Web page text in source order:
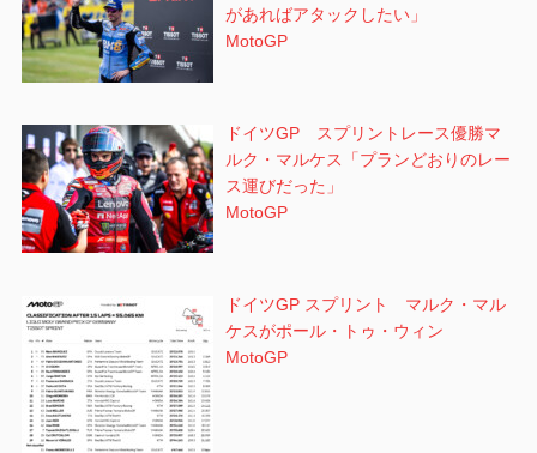
があればアタックしたい」
MotoGP
ドイツGP スプリントレース優勝マ
ルク・マルケス「プランどおりのレー
ス運びだった」
MotoGP
ドイツGP スプリント マルク・マル
ケスがポール・トゥ・ウィン
MotoGP